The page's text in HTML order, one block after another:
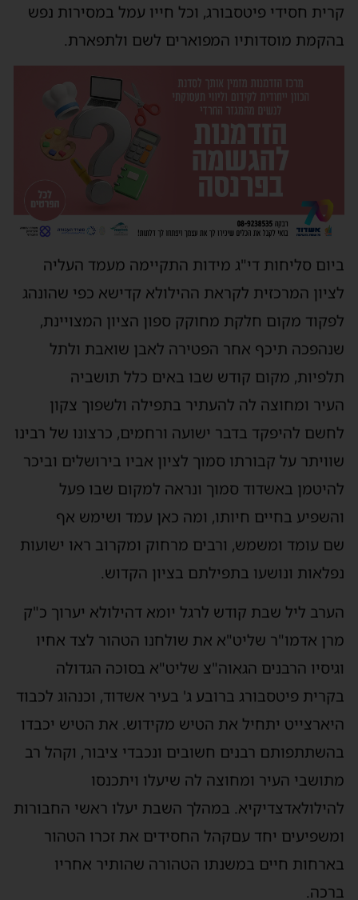
קרית חסידי פיטסבורג, וכל חייו עמל במסירות נפש
בהקמת מוסדותיו המפוארים לשם ולתפארת.
ביום סליחות די"ג מידות התקיימה מעמד העליה
לציון המרכזית לקראת ההילולא קדישא כפי שהונהג
לפקוד מקום חלקת מחוקק ספון הציון המצויינת,
שנהפכה תיכף אחר הפטירה לאבן שואבת ולתל
תלפיות, מקום קודש שבו באים כלל תושביה
העיר ומחוצה לה להעתיר בתפילה ולשפוך צקון
לחשם להיפקד בדבר ישועה ורחמים, כרצונו של רבינו
שוויתר על קבורתו סמוך לציון אביו בירושלים וביכר
להיטמן באשדוד סמוך ונראה למקום שבו פעל
והשפיע בחיים חיותו, ומה כאן עמד ושימש אף
שם עומד ומשמש, ורבים מרחוק ומקרוב ראו ישועות
נפלאות ונושעו בתפילתם בציון הקדוש.
הערב ליל שבת קודש לרגל יומא דהילולא יערוך כ"ק
מרן אדמו"ר שליט"א את שולחנו הטהור לצד אחיו
וגיסיו הרבנים הגאוה"צ שליט"א בסוכה הגדולה
בקרית פיטסבורג ברובע ג' בעיר אשדוד, וכנהוג לכבוד
היארצייט יתחיל את הטיש מקידוש. את הטיש יכבדו
בהשתתפותם רבנים חשובים ונכבדי ציבור, וקהל רב
מתושבי העיר ומחוצה לה שיעלו ויתכנסו
להילולאדצדיקיא. במהלך השבת יעלו ראשי החבורות
ומשפיעים יחד עםקהל החסידים את זכרו הטהור
בארחות חיים במשנתו הטהורה שהותיר אחריו
ברכה.